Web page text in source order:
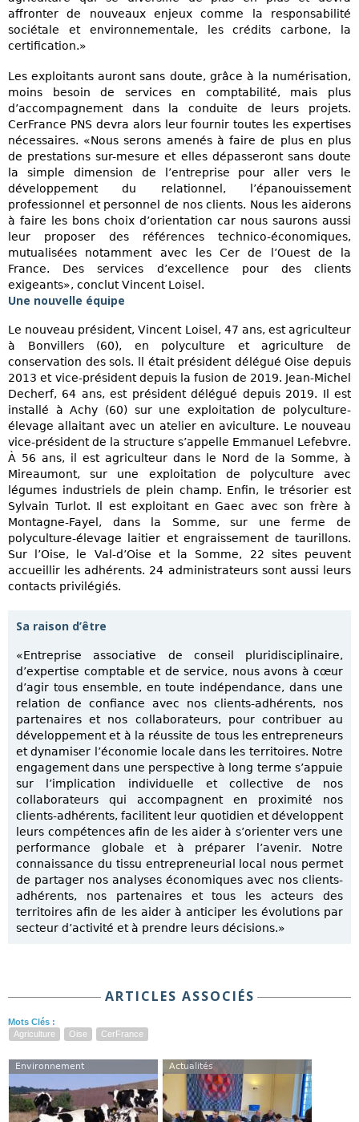
affronter de nouveaux enjeux comme la responsabilité
sociétale et environnementale, les crédits carbone, la
certification.»
Les exploitants auront sans doute, grâce à la numérisation,
moins besoin de services en comptabilité, mais plus
d’accompagnement dans la conduite de leurs projets.
CerFrance PNS devra alors leur fournir toutes les expertises
nécessaires. «Nous serons amenés à faire de plus en plus
de prestations sur-mesure et elles dépasseront sans doute
la simple dimension de l’entreprise pour aller vers le
développement du relationnel, l’épanouissement
professionnel et personnel de nos clients. Nous les aiderons
à faire les bons choix d’orientation car nous saurons aussi
leur proposer des références technico-économiques,
mutualisées notamment avec les Cer de l’Ouest de la
France. Des services d’excellence pour des clients
exigeants», conclut Vincent Loisel.
Une nouvelle équipe
Le nouveau président, Vincent Loisel, 47 ans, est agriculteur
à Bonvillers (60), en polyculture et agriculture de
conservation des sols. ll était président délégué Oise depuis
2013 et vice-président depuis la fusion de 2019. Jean-Michel
Decherf, 64 ans, est président délégué depuis 2019. Il est
installé à Achy (60) sur une exploitation de polyculture-
élevage allaitant avec un atelier en aviculture. Le nouveau
vice-président de la structure s’appelle Emmanuel Lefebvre.
À 56 ans, il est agriculteur dans le Nord de la Somme, à
Mireaumont, sur une exploitation de polyculture avec
légumes industriels de plein champ. Enfin, le trésorier est
Sylvain Turlot. Il est exploitant en Gaec avec son frère à
Montagne-Fayel, dans la Somme, sur une ferme de
polyculture-élevage laitier et engraissement de taurillons.
Sur l’Oise, le Val-d’Oise et la Somme, 22 sites peuvent
accueillir les adhérents. 24 administrateurs sont aussi leurs
contacts privilégiés.
Sa raison d’être
«Entreprise associative de conseil pluridisciplinaire,
d’expertise comptable et de service, nous avons à cœur
d’agir tous ensemble, en toute indépendance, dans une
relation de confiance avec nos clients-adhérents, nos
partenaires et nos collaborateurs, pour contribuer au
développement et à la réussite de tous les entrepreneurs
et dynamiser l’économie locale dans les territoires. Notre
engagement dans une perspective à long terme s’appuie
sur l’implication individuelle et collective de nos
collaborateurs qui accompagnent en proximité nos
clients-adhérents, facilitent leur quotidien et développent
leurs compétences afin de les aider à s’orienter vers une
performance globale et à préparer l’avenir. Notre
connaissance du tissu entrepreneurial local nous permet
de partager nos analyses économiques avec nos clients-
adhérents, nos partenaires et tous les acteurs des
territoires afin de les aider à anticiper les évolutions par
secteur d’activité et à prendre leurs décisions.»
ARTICLES ASSOCIÉS
Mots Clés :
Agriculture
Oise CerFrance
Environnement Actualités